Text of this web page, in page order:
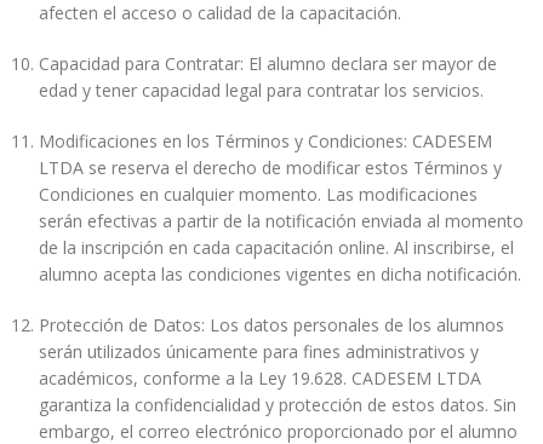
afecten el acceso o calidad de la capacitación.
Capacidad para Contratar: El alumno declara ser mayor de
edad y tener capacidad legal para contratar los servicios.
Modificaciones en los Términos y Condiciones: CADESEM
LTDA se reserva el derecho de modificar estos Términos y
Condiciones en cualquier momento. Las modificaciones
serán efectivas a partir de la notificación enviada al momento
de la inscripción en cada capacitación online. Al inscribirse, el
alumno acepta las condiciones vigentes en dicha notificación.
Protección de Datos: Los datos personales de los alumnos
serán utilizados únicamente para fines administrativos y
académicos, conforme a la Ley 19.628. CADESEM LTDA
garantiza la confidencialidad y protección de estos datos. Sin
embargo, el correo electrónico proporcionado por el alumno